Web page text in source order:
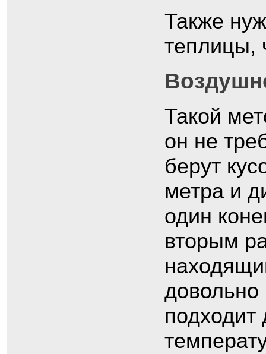
Также
теплицы,
Такой
он не
берут
метра и
один
вторым
довольно